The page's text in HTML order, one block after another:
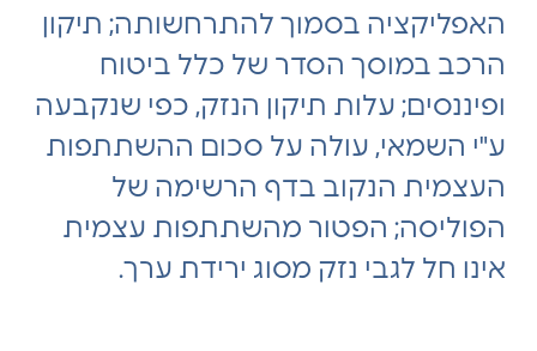
האפליקציה בסמוך להתרחשותה; תיקון
הרכב במוסך הסדר של כלל ביטוח
ופיננסים; עלות תיקון הנזק, כפי שנקבעה
ע"י השמאי, עולה על סכום ההשתתפות
העצמית הנקוב בדף הרשימה של
הפוליסה; הפטור מהשתתפות עצמית
אינו חל לגבי נזק מסוג ירידת ערך.